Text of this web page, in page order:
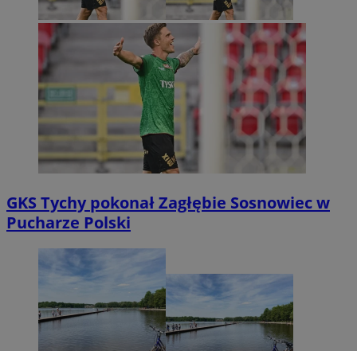
GKS Tychy pokonał Zagłębie Sosnowiec w
Pucharze Polski